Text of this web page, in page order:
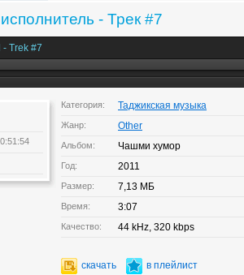
- Трек #7
- Trek #7
Категория: Таджикская музыка
Жанр: Other
Альбом: Чашми хумор
Год: 2011
Размер: 7,13 МБ
Время: 3:07
Качество: 44 kHz, 320 kbps
скачать в плейлист